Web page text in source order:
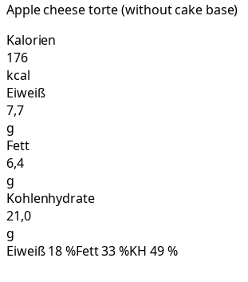
Apple cheese torte (without cake base)
Kalorien
176
kcal
Eiweiß
7,7
g
Fett
6,4
g
Kohlenhydrate
21,0
g
Eiweiß18%Fett33%KH 49%